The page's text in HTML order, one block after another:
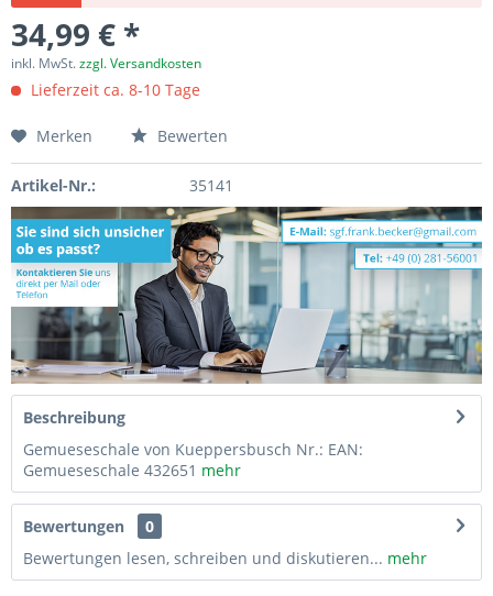
34,99 € *
inkl. MwSt.zzgl. Versandkosten
Lieferzeit ca. 8-10 Tage
Merken Bewerten
Artikel-Nr.: 35141
Beschreibung
Gemueseschale von Kueppersbusch Nr.: EAN:
Gemueseschale 432651 mehr
Bewertungen
0
Bewertungen lesen, schreiben und diskutieren... mehr